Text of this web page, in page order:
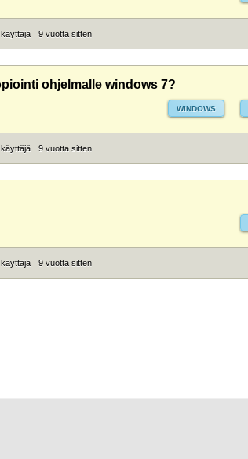
9 vuotta sitten
ohjelmalle windows 7?
WINDOWS
9 vuotta sitten
9 vuotta sitten